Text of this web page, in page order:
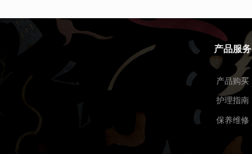
产品服务
产品购买
护理指南
保养维修